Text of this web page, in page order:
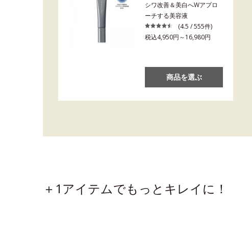
シワ改善＆美白へWアプロ
ーチする美容液
(4.5 / 555件)
税込4,950円～16,980円
商品を選ぶ
＋1アイテムでもっとキレイに！